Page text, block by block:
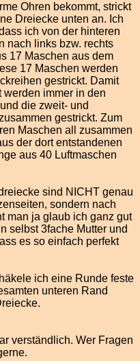
Ohren bekommt, strickt
Dreiecke unten an. Ich
ich von der hinteren
nach links bzw. rechts
17 Maschen aus dem
17 Maschen werden
gestrickt. Damit
immer in den
die zweit- und
gestrickt. Zum
Maschen all zusammen
der dort entstandenen
aus 40 Luftmaschen
sind NICHT genau
sondern nach
man ja glaub ich ganz gut
selbst 3fache Mutter und
es so einfach perfekt
ich eine Runde feste
unteren Rand
verständlich. Wer Fragen